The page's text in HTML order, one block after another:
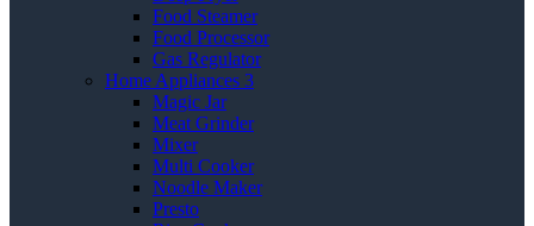
Food Steamer
Food Processor
Gas Regulator
Home Appliances 3
Magic Jar
Meat Grinder
Mixer
Multi Cooker
Noodle Maker
Presto